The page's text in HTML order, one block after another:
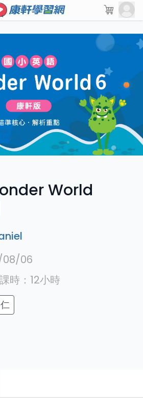
World
06
時： 12小時